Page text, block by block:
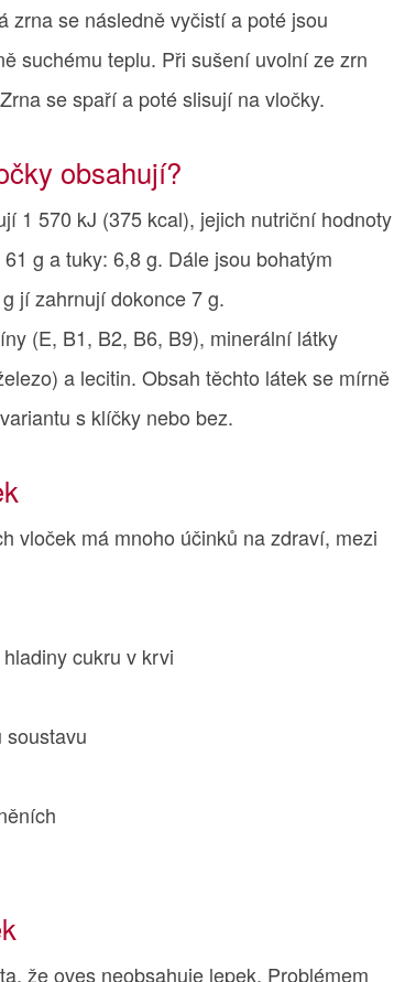
zrna se následně vyčistí a poté jsou
suchému teplu. Při sušení uvolní ze zrn
se spaří a poté slisují na vločky.
obsahují?
1 570 kJ (375 kcal), jejich nutriční hodnoty
g a tuky: 6,8 g. Dále jsou bohatým
jí zahrnují dokonce 7 g.
(E, B1, B2, B6, B9), minerální látky
a lecitin. Obsah těchto látek se mírně
s klíčky nebo bez.
vloček má mnoho účinků na zdraví, mezi
cukru v krvi
že oves neobsahuje lepek. Problémem